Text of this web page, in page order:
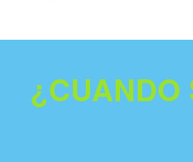
¿CUANDO